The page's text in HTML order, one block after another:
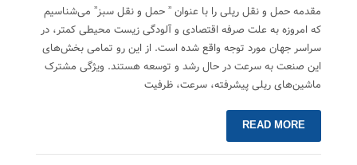
مقدمه حمل و نقل ریلی را با عنوان ” حمل و نقل سبز” می‌شناسیم
که امروزه به علت صرفه اقتصادی و آلودگی زیست محیطی کمتر، در
سراسر جهان مورد توجه واقع شده است. از این رو تمامی بخش‌های
این صنعت به سرعت در حال رشد و توسعه هستند. ویژگی مشترک
ماشین‌های ریلی پیشرفته، سرعت، ظرفیت
READ MORE